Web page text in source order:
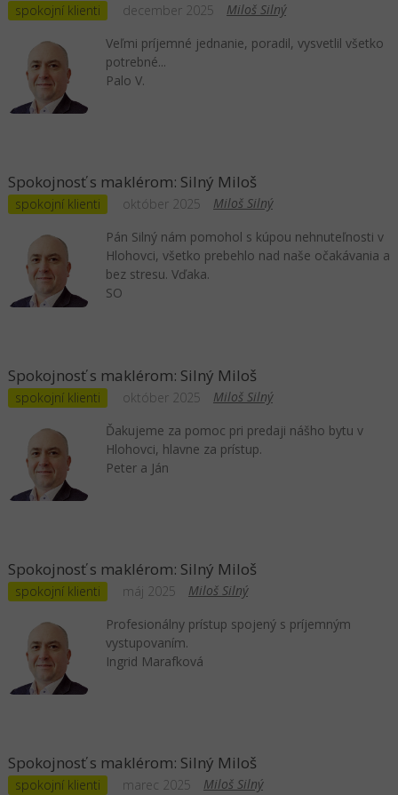
spokojní klienti Miloš Silný
december 2025
Veľmi príjemné jednanie, poradil, vysvetlil všetko
potrebné...
Palo V.
Spokojnosť s maklérom: Silný Miloš
spokojní klienti Miloš Silný
október 2025
Pán Silný nám pomohol s kúpou nehnuteľnosti v
Hlohovci, všetko prebehlo nad naše očakávania a
bez stresu. Vďaka.
SO
Spokojnosť s maklérom: Silný Miloš
spokojní klienti Miloš Silný
október 2025
Ďakujeme za pomoc pri predaji nášho bytu v
Hlohovci, hlavne za prístup.
Peter a Ján
Spokojnosť s maklérom: Silný Miloš
spokojní klienti Miloš Silný
máj 2025
Profesionálny prístup spojený s príjemným
vystupovaním.
Ingrid Marafková
Spokojnosť s maklérom: Silný Miloš
spokojní klienti Miloš Silný
marec 2025